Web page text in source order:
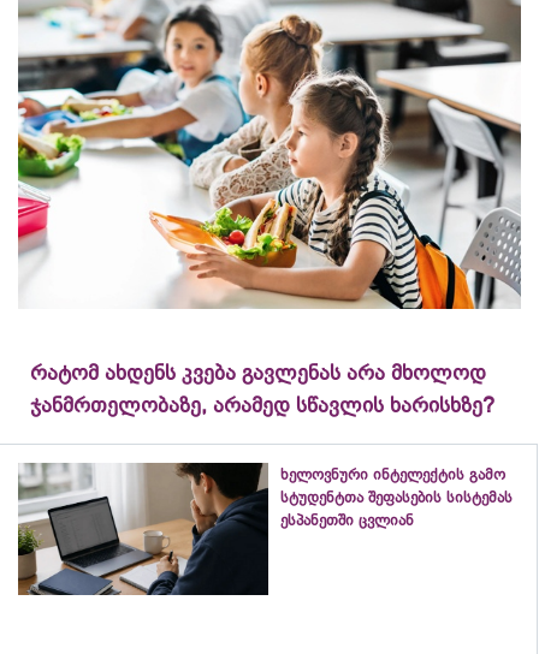
რატომ ახდენს კვება გავლენას არა მხოლოდ
ჯანმრთელობაზე, არამედ სწავლის ხარისხზე?
ხელოვნური ინტელექტის გამო
სტუდენტთა შეფასების სისტემას
ესპანეთში ცვლიან